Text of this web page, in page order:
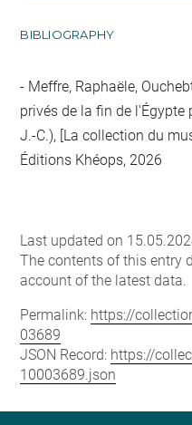
BIBLIOGRAPHY
Meffre, Raphaële,
privés de la fin de l'Égypte
J.-C.), [La collection du
Éditions Khéops, 2026
Last updated on
The contents of this entry
account of the latest data.
Permalink: https://
03689
JSON Record: https://
10003689.json